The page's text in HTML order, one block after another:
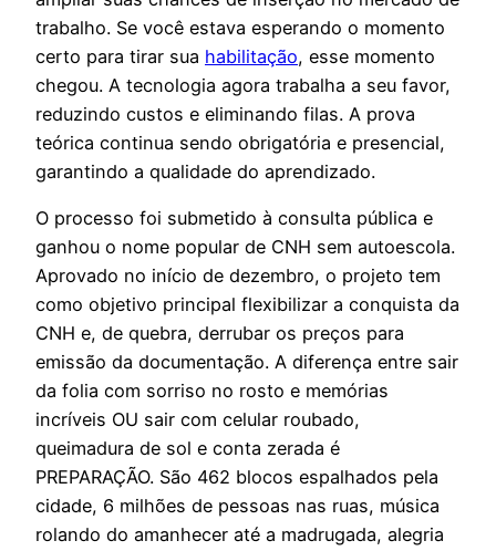
trabalho. Se você estava esperando o momento
certo para tirar sua habilitação, esse momento
chegou. A tecnologia agora trabalha a seu favor,
reduzindo custos e eliminando filas. A prova
teórica continua sendo obrigatória e presencial,
garantindo a qualidade do aprendizado.
O processo foi submetido à consulta pública e
ganhou o nome popular de CNH sem autoescola.
Aprovado no início de dezembro, o projeto tem
como objetivo principal flexibilizar a conquista da
CNH e, de quebra, derrubar os preços para
emissão da documentação. A diferença entre sair
da folia com sorriso no rosto e memórias
incríveis OU sair com celular roubado,
queimadura de sol e conta zerada é
PREPARAÇÃO. São 462 blocos espalhados pela
cidade, 6 milhões de pessoas nas ruas, música
rolando do amanhecer até a madrugada, alegria